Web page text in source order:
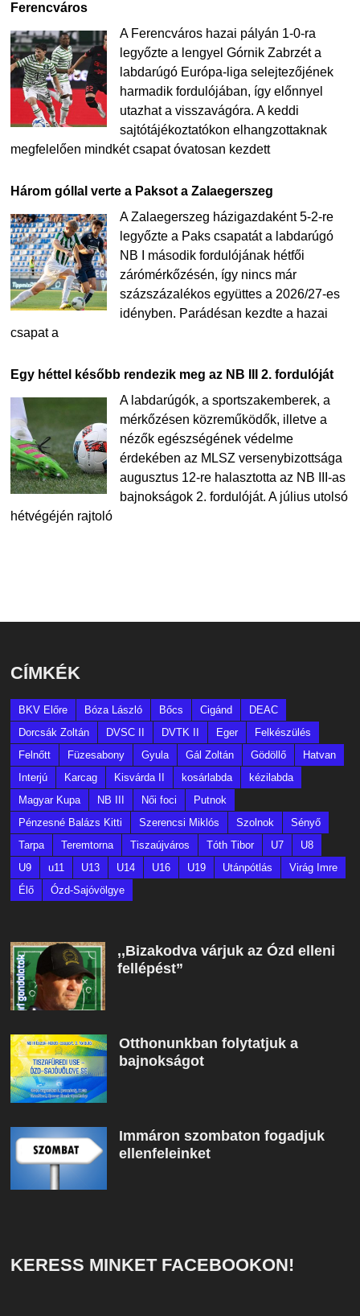
Ferencváros
A Ferencváros hazai pályán 1-0-ra
legyőzte a lengyel Górnik Zabrzét a
labdarúgó Európa-liga selejtezőjének
harmadik fordulójában, így előnnyel
utazhat a visszavágóra. A keddi
sajtótájékoztatókon elhangzottaknak
megfelelően mindkét csapat óvatosan kezdett
Három góllal verte a Paksot a Zalaegerszeg
A Zalaegerszeg házigazdaként 5-2-re
legyőzte a Paks csapatát a labdarúgó
NB I második fordulójának hétfői
zárómérkőzésén, így nincs már
százszázalékos együttes a 2026/27-es
idényben. Parádésan kezdte a hazai
csapat a
Egy héttel később rendezik meg az NB III 2. fordulóját
A labdarúgók, a sportszakemberek, a
mérkőzésen közreműködők, illetve a
nézők egészségének védelme
érdekében az MLSZ versenybizottsága
augusztus 12-re halasztotta az NB III-as
bajnokságok 2. fordulóját. A július utolsó
hétvégéjén rajtoló
CÍMKÉK
BKV Előre Bóza László Bőcs Cigánd
DEAC
Dorcsák Zoltán
DVSC II DVTK II Eger
Felkészülés
Felnőtt
Füzesabony Gyula Gál Zoltán Gödöllő
Hatvan
Interjú
Karcag Kisvárda II kosárlabda
kézilabda
Magyar Kupa
NB III Női foci
Putnok
Pénzesné Balázs Kitti
Szerencsi Miklós Szolnok
Sényő
Tarpa
Teremtorna Tiszaújváros Tóth Tibor U7
U8
U9
u11 U13 U14 U16 U19 Utánpótlás
Virág Imre
Élő
Ózd-Sajóvölgye
,,Bizakodva várjuk az Ózd elleni
fellépést”
Otthonunkban folytatjuk a
bajnokságot
Immáron szombaton fogadjuk
ellenfeleinket
KERESS MINKET FACEBOOKON!